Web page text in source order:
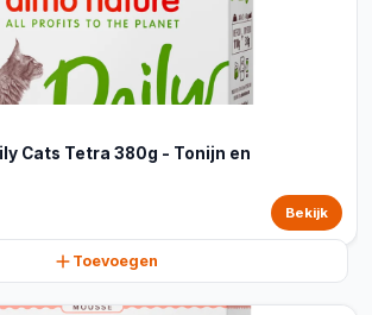
Cats Tetra 380g - Tonijn en
Bekijk
Toevoegen